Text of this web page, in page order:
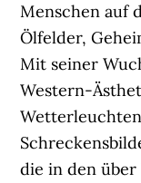
Menschen auf
Ölfelder,
Mit seiner
Western-
die in den